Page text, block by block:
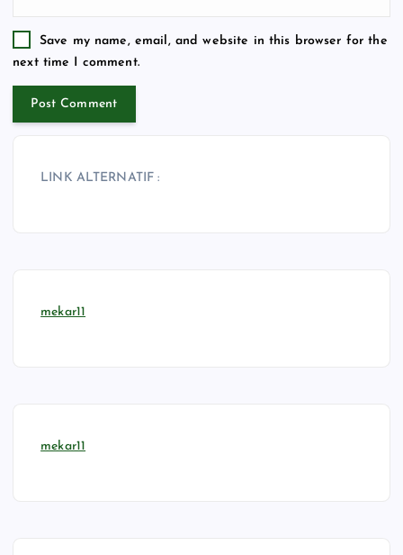
Save my name, email, and website in this browser for the
next time I comment.
LINK ALTERNATIF :
mekar11
mekar11